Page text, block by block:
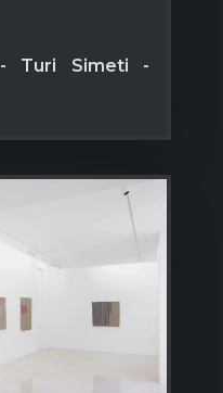
Turi Simeti -